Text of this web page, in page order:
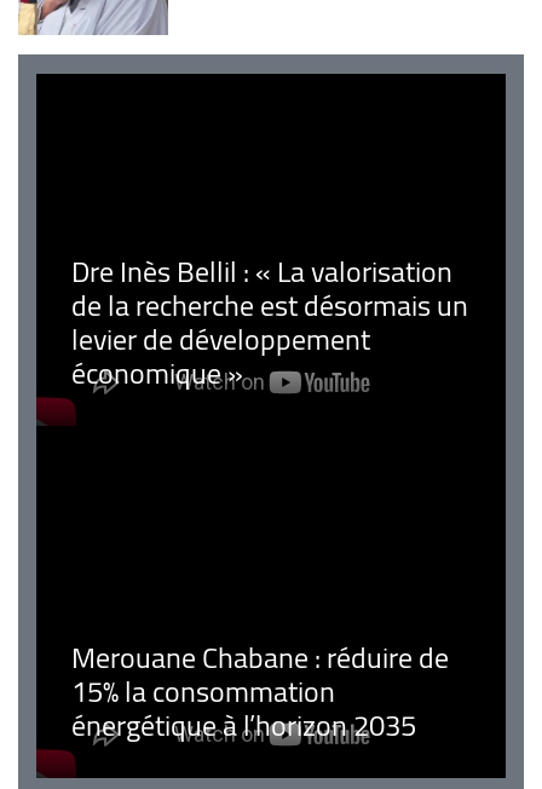
Dre Inès Bellil : « La valorisation
de la recherche est désormais un
levier de développement
économique »
Merouane Chabane : réduire de
15% la consommation
énergétique à l’horizon 2035